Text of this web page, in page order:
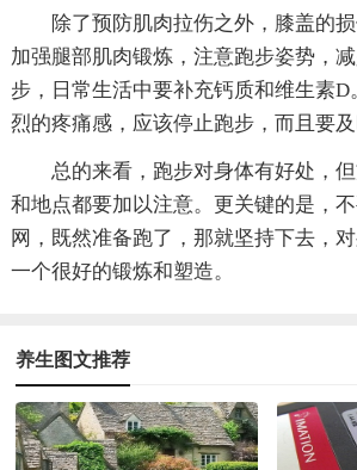
除了预防肌肉拉伤之外，膝盖的
加强腿部肌肉锻炼，注意跑步姿势，
步，日常生活中要补充钙质和维生素D
烈的疼痛感，应该停止跑步，而且要及
总的来看，跑步对身体有好处，
和地点都要加以注意。更关键的是，
网，既然准备跑了，那就坚持下去，
一个很好的锻炼和塑造。
养生图文推荐